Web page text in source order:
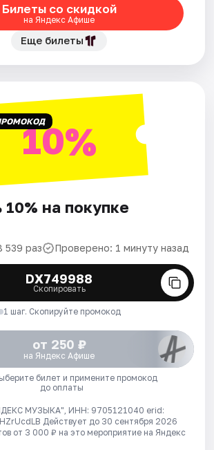
Билеты со скидкой
на Яндекс Афише
Еще билеты
10%
на покупке
539 раз Проверено: 1 минуту назад
DX749988
Скопировать
1 шаг. Скопируйте промокод
от 250 ₽
на Яндекс Афише
билет и примените промокод
до оплаты
МУЗЫКА", ИНН: 9705121040 erid:
Действует до 30 сентября 2026
от 3 000 ₽ на это мероприятие на Яндекс